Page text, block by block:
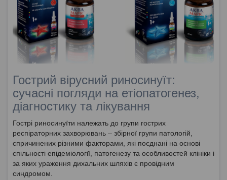
Гострий вірусний риносинуїт:
сучасні погляди на етіопатогенез,
діагностику та лікування
Гострі риносинуїти належать до групи гострих
респіраторних захворювань – збірної групи патологій,
спричинених різними факторами, які поєднані на основі
спільності епідеміології, патогенезу та особливостей клініки і
за яких ураження дихальних шляхів є провідним
синдромом.